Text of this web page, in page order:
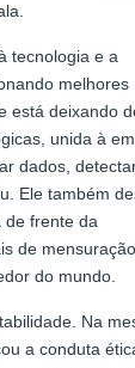
tecnologia e a
melhores
está deixando
unida à
dados,
Ele também
de frente da
de
do mundo.
Na
a conduta